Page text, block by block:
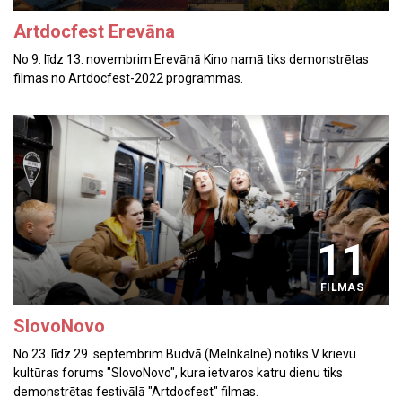
Artdocfest Erevāna
No 9. līdz 13. novembrim Erevānā Kino namā tiks demonstrētas
filmas no Artdocfest-2022 programmas.
11
FILMAS
SlovoNovo
No 23. līdz 29. septembrim Budvā (Melnkalne) notiks V krievu
kultūras forums "SlovoNovo", kura ietvaros katru dienu tiks
demonstrētas festivālā "Artdoсfest" filmas.